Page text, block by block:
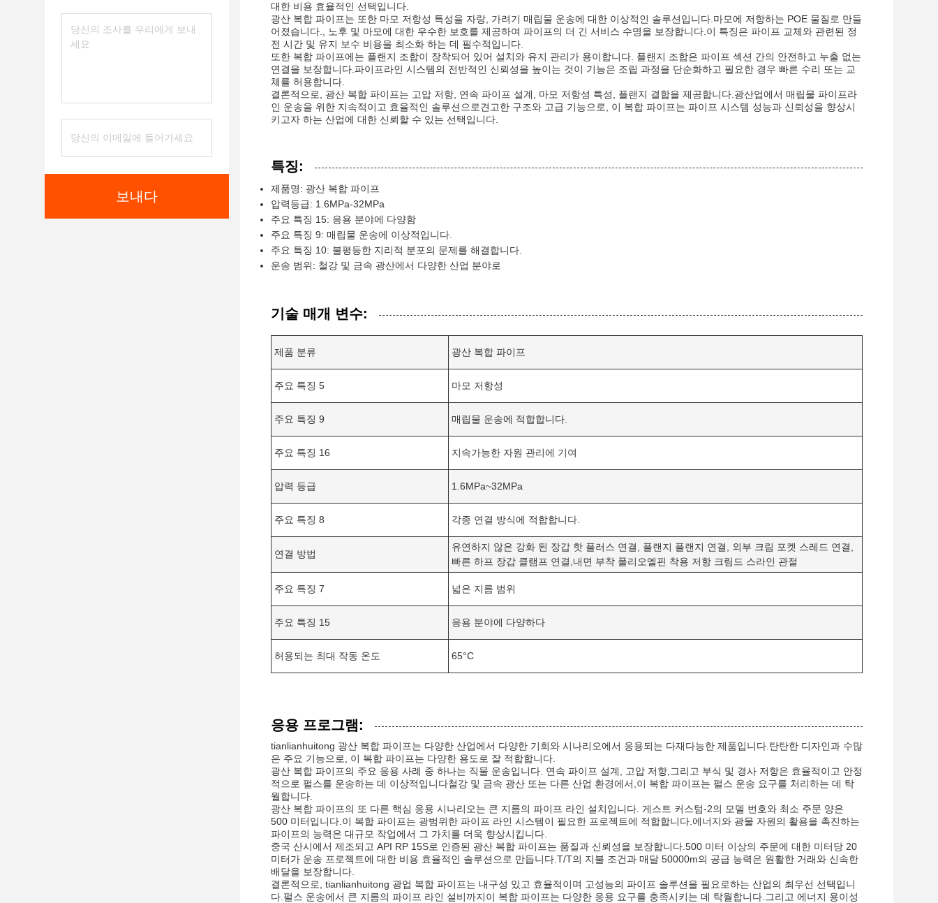
보내다
대한 비용 효율적인 선택입니다.
광산 복합 파이프는 또한 마모 저항성 특성을 자랑, 가려기 매립물 운송에 대한 이상적인 솔루션입니다.마모에 저항하는 POE 물질로 만들
어졌습니다., 노후 및 마모에 대한 우수한 보호를 제공하여 파이프의 더 긴 서비스 수명을 보장합니다.이 특징은 파이프 교체와 관련된 정
전 시간 및 유지 보수 비용을 최소화 하는 데 필수적입니다.
또한 복합 파이프에는 플랜지 조합이 장착되어 있어 설치와 유지 관리가 용이합니다. 플랜지 조합은 파이프 섹션 간의 안전하고 누출 없는
연결을 보장합니다.파이프라인 시스템의 전반적인 신뢰성을 높이는 것이 기능은 조립 과정을 단순화하고 필요한 경우 빠른 수리 또는 교
체를 허용합니다.
결론적으로, 광산 복합 파이프는 고압 저항, 연속 파이프 설계, 마모 저항성 특성, 플랜지 결합을 제공합니다.광산업에서 매립물 파이프라
인 운송을 위한 지속적이고 효율적인 솔루션으로견고한 구조와 고급 기능으로, 이 복합 파이프는 파이프 시스템 성능과 신뢰성을 향상시
키고자 하는 산업에 대한 신뢰할 수 있는 선택입니다.
특징:
제품명: 광산 복합 파이프
압력등급: 1.6MPa-32MPa
주요 특징 15: 응용 분야에 다양함
주요 특징 9: 매립물 운송에 이상적입니다.
주요 특징 10: 불평등한 지리적 분포의 문제를 해결합니다.
운송 범위: 철강 및 금속 광산에서 다양한 산업 분야로
기술 매개 변수:
제품 분류 광산 복합 파이프
주요 특징 5 마모 저항성
주요 특징 9 매립물 운송에 적합합니다.
주요 특징 16 지속가능한 자원 관리에 기여
압력 등급 1.6MPa~32MPa
주요 특징 8 각종 연결 방식에 적합합니다.
연결 방법
유연하지 않은 강화 된 장갑 핫 플러스 연결, 플랜지 플랜지 연결, 외부 크림 포켓 스레드 연결,
빠른 하프 장갑 클램프 연결,내면 부착 폴리오엘핀 착용 저항 크림드 스라인 관절
주요 특징 7 넓은 지름 범위
주요 특징 15 응용 분야에 다양하다
허용되는 최대 작동 온도 65°C
응용 프로그램:
tianlianhuitong 광산 복합 파이프는 다양한 산업에서 다양한 기회와 시나리오에서 응용되는 다재다능한 제품입니다.탄탄한 디자인과 수많
은 주요 기능으로, 이 복합 파이프는 다양한 용도로 잘 적합합니다.
광산 복합 파이프의 주요 응용 사례 중 하나는 직물 운송입니다. 연속 파이프 설계, 고압 저항,그리고 부식 및 경사 저항은 효율적이고 안정
적으로 펄스를 운송하는 데 이상적입니다철강 및 금속 광산 또는 다른 산업 환경에서,이 복합 파이프는 펄스 운송 요구를 처리하는 데 탁
월합니다.
광산 복합 파이프의 또 다른 핵심 응용 시나리오는 큰 지름의 파이프 라인 설치입니다. 게스트 커스텀-2의 모델 번호와 최소 주문 양은
500 미터입니다.이 복합 파이프는 광범위한 파이프 라인 시스템이 필요한 프로젝트에 적합합니다.에너지와 광물 자원의 활용을 촉진하는
파이프의 능력은 대규모 작업에서 그 가치를 더욱 향상시킵니다.
중국 산시에서 제조되고 API RP 15S로 인증된 광산 복합 파이프는 품질과 신뢰성을 보장합니다.500 미터 이상의 주문에 대한 미터당 20
미터가 운송 프로젝트에 대한 비용 효율적인 솔루션으로 만듭니다.T/T의 지불 조건과 매달 50000m의 공급 능력은 원활한 거래와 신속한
배달을 보장합니다.
결론적으로, tianlianhuitong 광업 복합 파이프는 내구성 있고 효율적이며 고성능의 파이프 솔루션을 필요로하는 산업의 최우선 선택입니
다.펄스 운송에서 큰 지름의 파이프 라인 설비까지이 복합 파이프는 다양한 응용 요구를 충족시키는 데 탁월합니다.그리고 에너지 용이성